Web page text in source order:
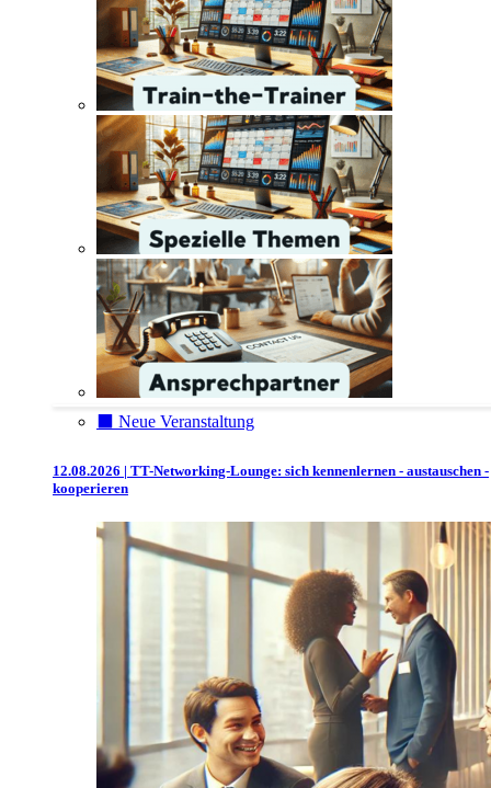
⬛️ Neue Veranstaltung
12.08.2026 | TT-Networking-Lounge: sich kennenlernen - austauschen -
kooperieren